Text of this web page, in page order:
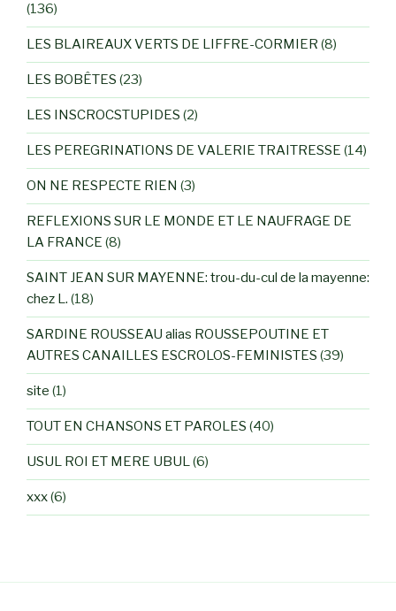
(136)
LES BLAIREAUX VERTS DE LIFFRE-CORMIER (8)
LES BOBÊTES (23)
LES INSCROCSTUPIDES (2)
LES PEREGRINATIONS DE VALERIE TRAITRESSE (14)
ON NE RESPECTE RIEN (3)
REFLEXIONS SUR LE MONDE ET LE NAUFRAGE DE
LA FRANCE (8)
SAINT JEAN SUR MAYENNE: trou-du-cul de la mayenne:
chez L. (18)
SARDINE ROUSSEAU alias ROUSSEPOUTINE ET
AUTRES CANAILLES ESCROLOS-FEMINISTES (39)
site (1)
TOUT EN CHANSONS ET PAROLES (40)
USUL ROI ET MERE UBUL(6)
xxx(6)